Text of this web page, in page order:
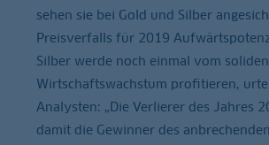
sehen sie bei Gold und Silber
Preisverfalls für 2019
Silber werde noch einmal vom soliden
Wirtschaftswachstum profitieren,
Analysten: „Die Verlierer des Jahres
damit die Gewinner des